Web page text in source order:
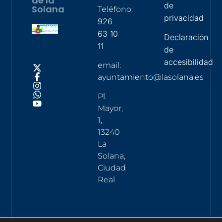
Solana Teléfono:
926
63 10
11
email:
ayuntamiento@lasolana.es
Pl.
Mayor,
1,
13240
La
Solana,
Ciudad
Real
de
privacidad
Declaración
de
accesibilidad